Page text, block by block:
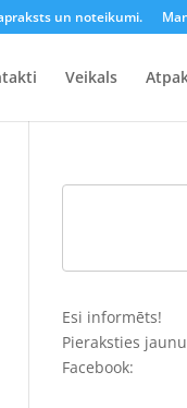
un noteikumi.
Veikals
Esi informēts!
Pieraksties
Facebook: